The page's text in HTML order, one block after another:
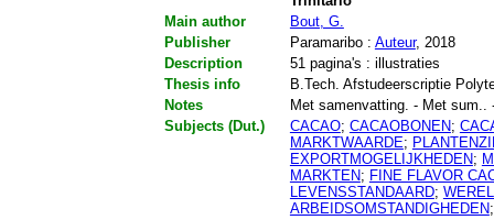
Main author
Bout, G.
Publisher
Paramaribo : Auteur, 2018
Description
51 pagina's : illustraties
Thesis info
B.Tech. Afstudeerscriptie
Notes
Met samenvatting. - Met sum..
Subjects (Dut.)
CACAO; CACAOBONEN;
MARKTWAARDE;
EXPORTMOGELIJKHEDEN;
MARKTEN; FINE FLAVOR
LEVENSSTANDAARD;
ARBEIDSOMSTANDIGHEDEN